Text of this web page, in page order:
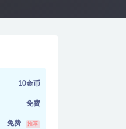
10金币
免费
免费 推荐